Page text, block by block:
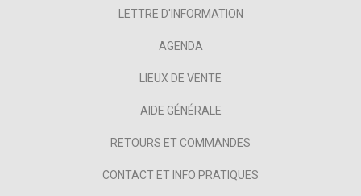
LETTRE D'INFORMATION
AGENDA
LIEUX DE VENTE
AIDE GÉNÉRALE
RETOURS ET COMMANDES
CONTACT ET INFO PRATIQUES